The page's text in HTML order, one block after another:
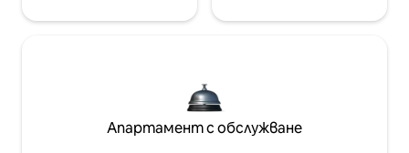
Апартамент с обслужване